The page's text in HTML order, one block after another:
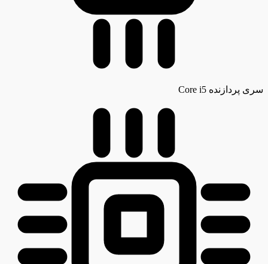
سری پردازنده Core i5